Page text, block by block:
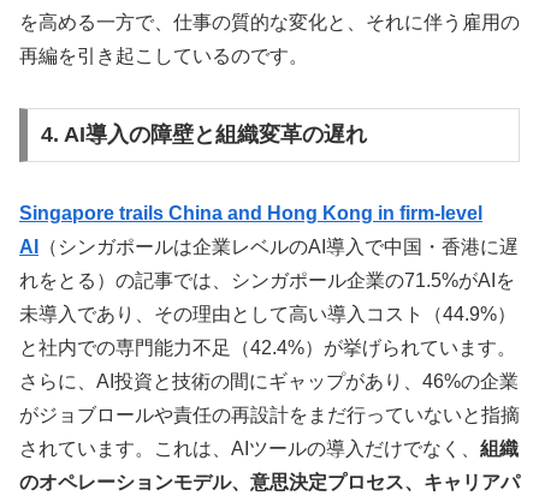
を高める一方で、仕事の質的な変化と、それに伴う雇用の
再編を引き起こしているのです。
4. AI導入の障壁と組織変革の遅れ
Singapore trails China and Hong Kong in firm-level
AI
（シンガポールは企業レベルのAI導入で中国・香港に遅
れをとる）の記事では、シンガポール企業の71.5%がAIを
未導入であり、その理由として高い導入コスト（44.9%）
と社内での専門能力不足（42.4%）が挙げられています。
さらに、AI投資と技術の間にギャップがあり、46%の企業
がジョブロールや責任の再設計をまだ行っていないと指摘
されています。これは、AIツールの導入だけでなく、 組織
のオペレーションモデル、意思決定プロセス、キャリアパ